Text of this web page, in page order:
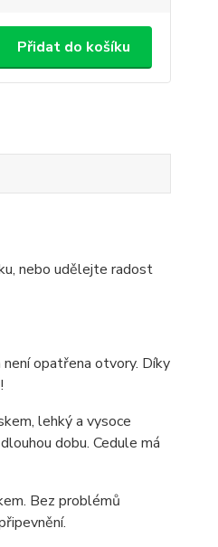
Přidat do košíku
nebo udělejte radost
opatřena otvory. Díky
lehký a vysoce
dobu. Cedule má
Bez problémů